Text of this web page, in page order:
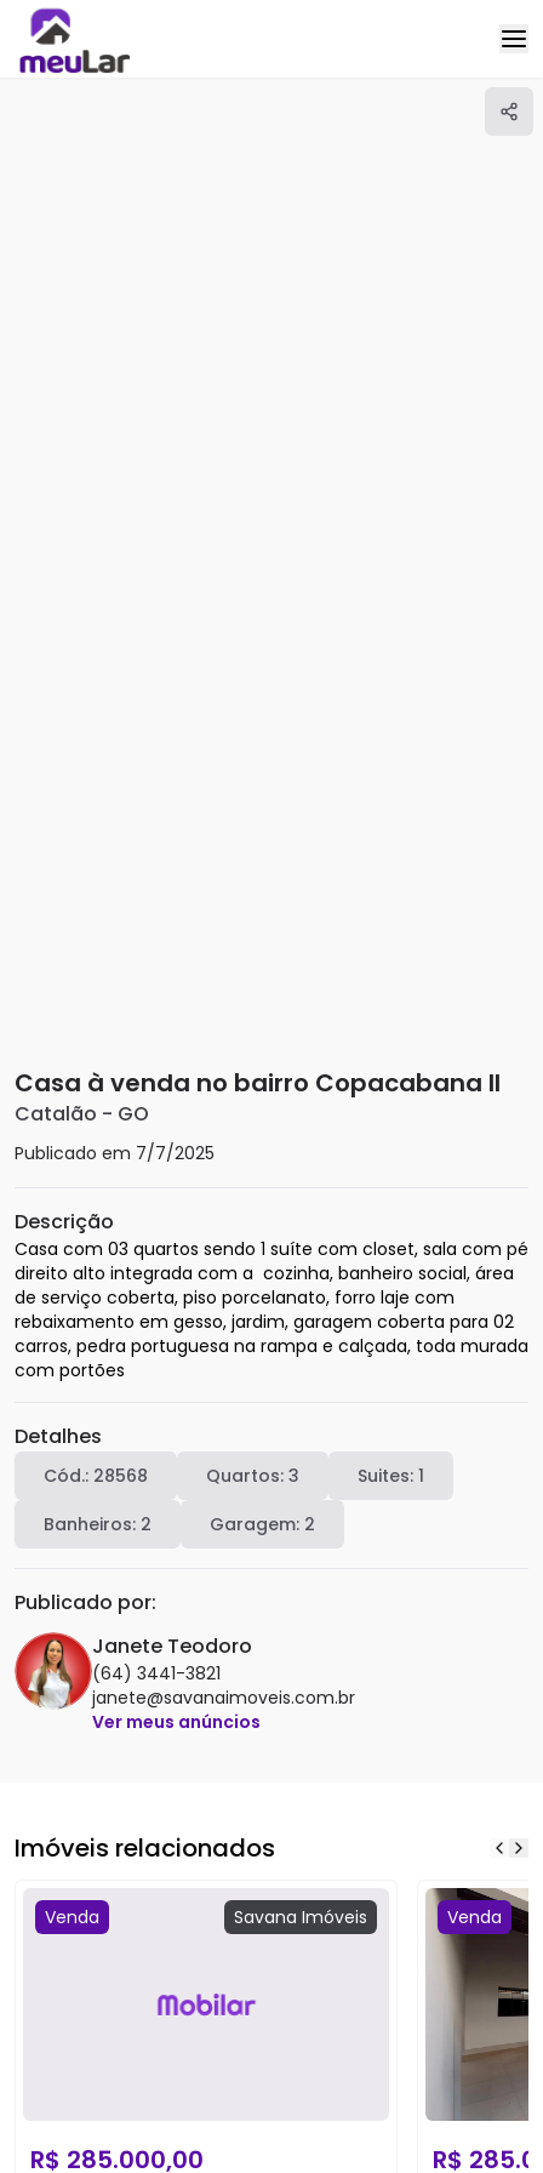
Casa à venda no bairro Copacabana II
Catalão - GO
Publicado em 7/7/2025
Descrição
Casa com 03 quartos sendo 1 suíte com closet, sala com pé
direito alto integrada com a  cozinha, banheiro social, área
de serviço coberta, piso porcelanato, forro laje com
rebaixamento em gesso, jardim, garagem coberta para 02
carros, pedra portuguesa na rampa e calçada, toda murada
com portões
Detalhes
Cód.: 28568 Quartos: 3 Suites: 1
Banheiros: 2 Garagem: 2
Publicado por:
Janete Teodoro
(64) 3441-3821
janete@savanaimoveis.com.br
Ver meus anúncios
Venda Savana Imóveis
R$ 285.000,00
Venda
R$
Imóveis relacionados